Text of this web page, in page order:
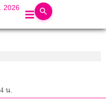
2026
น.